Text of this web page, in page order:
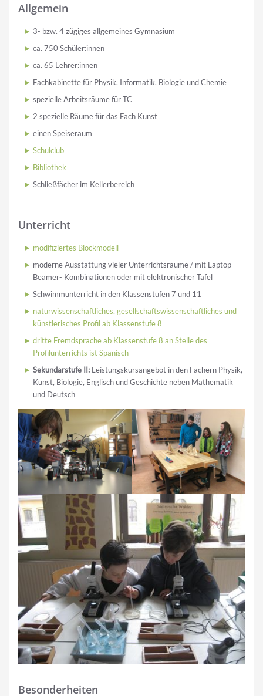
Allgemein
3- bzw. 4 zügiges allgemeines Gymnasium
ca. 750 Schüler:innen
ca. 65 Lehrer:innen
Fachkabinette für Physik, Informatik, Biologie und Chemie
spezielle Arbeitsräume für TC
2 spezielle Räume für das Fach Kunst
einen Speiseraum
Schulclub
Bibliothek
Schließfächer im Kellerbereich
Unterricht
modifiziertes Blockmodell
moderne Ausstattung vieler Unterrichtsräume / mit Laptop-
Beamer- Kombinationen oder mit elektronischer Tafel
Schwimmunterricht in den Klassenstufen 7 und 11
naturwissenschaftliches, gesellschaftswissenschaftliches und
künstlerisches Profil ab Klassenstufe 8
dritte Fremdsprache ab Klassenstufe 8 an Stelle des
Profilunterrichts ist Spanisch
Sekundarstufe II: Leistungskursangebot in den Fächern Physik,
Kunst, Biologie, Englisch und Geschichte neben Mathematik
und Deutsch
Besonderheiten